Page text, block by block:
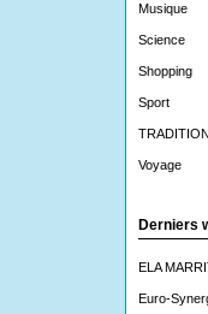
Musique
Science
Shopping
Sport
TRADITION
Voyage
Derniers
ELA
Euro-